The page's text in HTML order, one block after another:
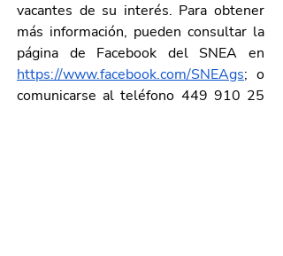
vacantes de su interés. Para obtener
más información, pueden consultar la
https://www.facebook.com/SNEAgs; o
comunicarse al teléfono 449 910 25